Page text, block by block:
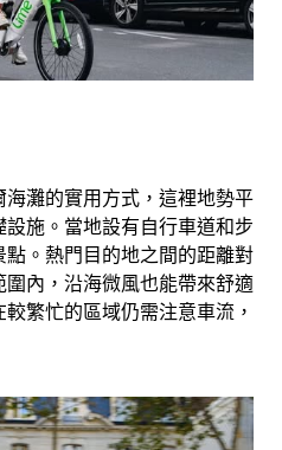
灘的實用方式，這裡地勢平
施。當地設有自行車道和步
。熱門目的地之間的距離對
內，沿海微風也能帶來舒適
繁忙的區域仍需注意車流，